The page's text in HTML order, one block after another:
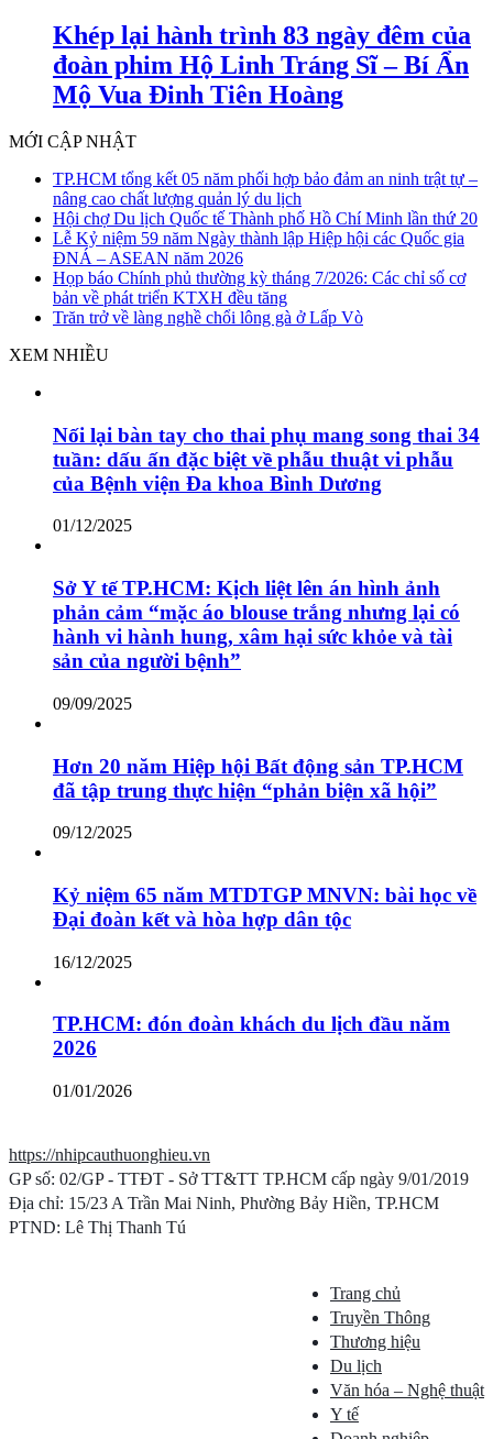
Khép lại hành trình 83 ngày đêm của
đoàn phim Hộ Linh Tráng Sĩ – Bí Ẩn
Mộ Vua Đinh Tiên Hoàng
MỚI CẬP NHẬT
TP.HCM tổng kết 05 năm phối hợp bảo đảm an ninh trật tự –
nâng cao chất lượng quản lý du lịch
Hội chợ Du lịch Quốc tế Thành phố Hồ Chí Minh lần thứ 20
Lễ Kỷ niệm 59 năm Ngày thành lập Hiệp hội các Quốc gia
ĐNÁ – ASEAN năm 2026
Họp báo Chính phủ thường kỳ tháng 7/2026: Các chỉ số cơ
bản về phát triển KTXH đều tăng
Trăn trở về làng nghề chổi lông gà ở Lấp Vò
XEM NHIỀU
Nối lại bàn tay cho thai phụ mang song thai 34
tuần: dấu ấn đặc biệt về phẫu thuật vi phẫu
của Bệnh viện Đa khoa Bình Dương
01/12/2025
Sở Y tế TP.HCM: Kịch liệt lên án hình ảnh
phản cảm “mặc áo blouse trắng nhưng lại có
hành vi hành hung, xâm hại sức khỏe và tài
sản của người bệnh”
09/09/2025
Hơn 20 năm Hiệp hội Bất động sản TP.HCM
đã tập trung thực hiện “phản biện xã hội”
09/12/2025
Kỷ niệm 65 năm MTDTGP MNVN: bài học về
Đại đoàn kết và hòa hợp dân tộc
16/12/2025
TP.HCM: đón đoàn khách du lịch đầu năm
2026
01/01/2026
https://nhipcauthuonghieu.vn
GP số: 02/GP - TTĐT - Sở TT&TT TP.HCM cấp ngày 9/01/2019
Địa chỉ: 15/23 A Trần Mai Ninh, Phường Bảy Hiền, TP.HCM
PTND: Lê Thị Thanh Tú
Trang chủ
Truyền Thông
Thương hiệu
Du lịch
Văn hóa – Nghệ thuật
Y tế